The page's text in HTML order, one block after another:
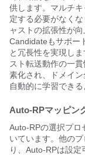
供します。マルチ
定する必要がなく
ャストの拡張性が
Candidateもサポー
と冗長性を実現し
スト転送動作の一
素化され、ドメイ
自動的に学習できる
Auto-RPマッピン
Auto-RPの選択プロ
いています。他の
り、Auto-RPは設